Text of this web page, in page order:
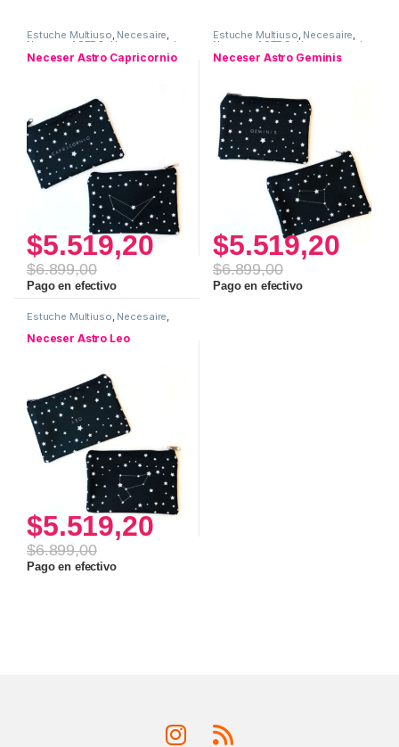
Estuche Multiuso, Necesaire,
Neceser ASTRO Uso personal
Neceser Astro Capricornio
$5.519,20
$6.899,00
Pago en efectivo
Estuche Multiuso, Necesaire,
Neceser ASTRO Uso personal
Neceser Astro Geminis
$5.519,20
$6.899,00
Pago en efectivo
Estuche Multiuso, Necesaire,
Neceser Astro Leo
$5.519,20
$6.899,00
Pago en efectivo